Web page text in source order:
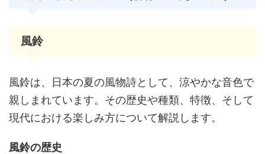
風鈴
風鈴は、日本の夏の風物詩として、涼やかな音色で
親しまれています。その歴史や種類、特徴、そして
現代における楽しみ方について解説します。
風鈴の歴史